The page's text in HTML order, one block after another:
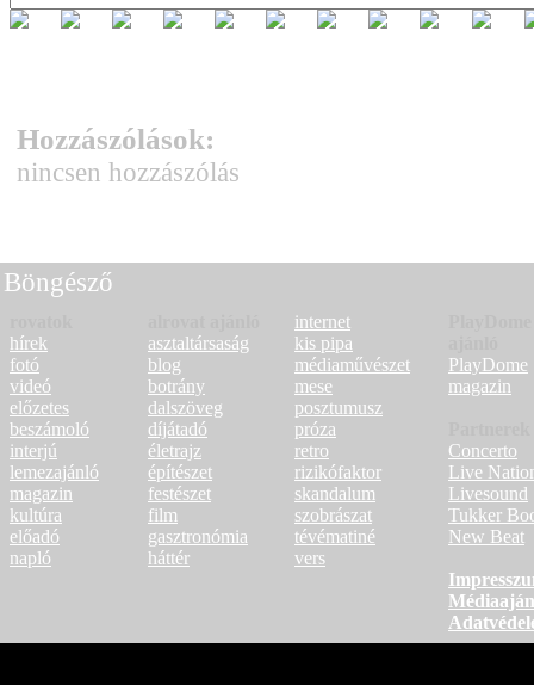
Hozzászólások:
nincsen hozzászólás
Böngésző
hírek
fotó
videó
előzetes
beszámoló
interjú
lemezajánló
magazin
kultúra
előadó
napló
asztaltársaság
blog
botrány
dalszöveg
díjátadó
életrajz
építészet
festészet
film
gasztronómia
háttér
internet
kis pipa
médiaművészet
mese
posztumusz
próza
retro
rizikófaktor
skandalum
szobrászat
tévématiné
vers
PlayDome
magazin
Concerto
Live
Livesound
Tukker
New Beat